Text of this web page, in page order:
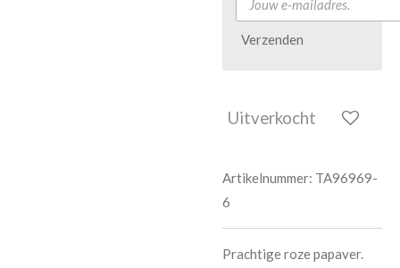
Verzenden
Uitverkocht
Artikelnummer: TA96969-
6
Prachtige roze papaver.